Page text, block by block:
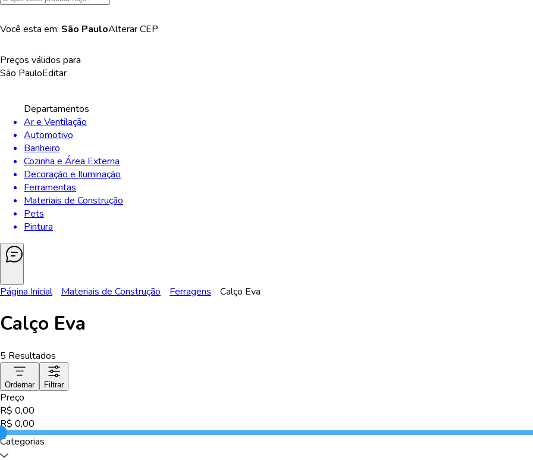
Você esta em: São PauloAlterarCEP
Preços válidos para
São PauloEditar
Departamentos
Ar e Ventilação
Automotivo
Banheiro
Cozinha e Área Externa
Decoração e Iluminação
Ferramentas
Materiais de Construção
Pets
Pintura
Página Inicial Materiais de Construção Ferragens Calço Eva
Calço Eva
5 Resultados
Ordernar Filtrar
Preço
R$ 0,00
R$ 0,00
Categorias